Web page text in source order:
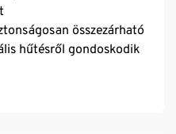
összezárható
hűtésről gondoskodik
tartja frissen az